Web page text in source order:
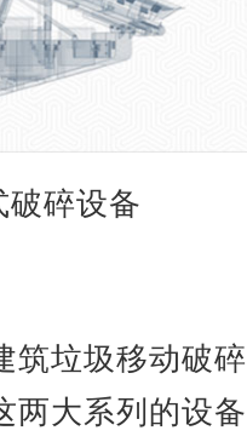
碎设备
筑垃圾移动破碎
两大系列的设备